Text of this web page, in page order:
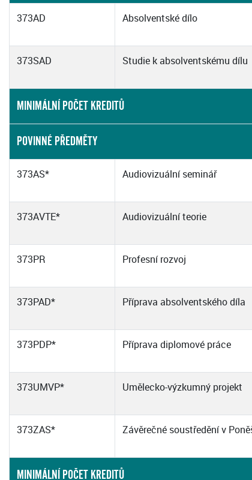
373AD Absolventské dílo
373SAD Studie k absolventskému dílu
MINIMÁLNÍ POČET KREDITŮ
POVINNÉ PŘEDMĚTY
373AS* Audiovizuální seminář
373AVTE* Audiovizuální teorie
373PR Profesní rozvoj
373PAD* Příprava absolventského díla
373PDP* Příprava diplomové práce
373UMVP* Umělecko-výzkumný projekt
373ZAS* Závěrečné soustředění v
MINIMÁLNÍ POČET KREDITŮ